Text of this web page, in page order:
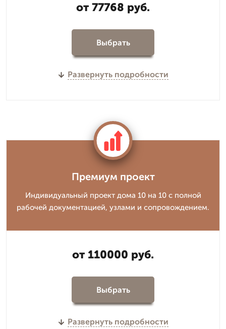
от 77768 руб.
Выбрать
Развернуть подробности
Премиум проект
Индивидуальный проект дома 10 на 10 с полной
рабочей документацией, узлами и сопровождением.
от 110000 руб.
Выбрать
Развернуть подробности